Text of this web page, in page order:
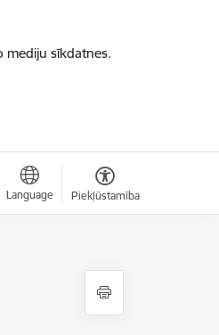
mediju sīkdatnes.
Language Piekļūstamība